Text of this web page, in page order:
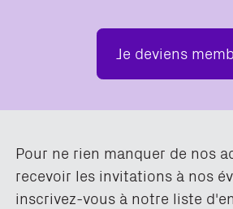
Je deviens
Pour ne rien manquer de nos
recevoir les invitations à nos
inscrivez-vous à notre liste